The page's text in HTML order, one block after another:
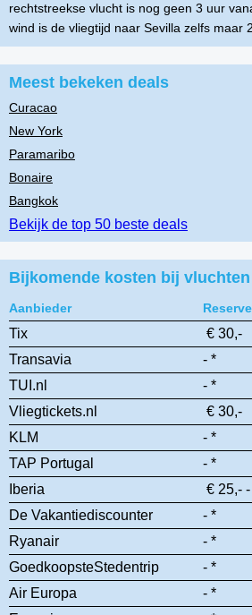
rechtstreekse vlucht is nog geen 3 uur
wind is de vliegtijd naar Sevilla zelfs maar
Meest bekeken deals
Curacao
New York
Paramaribo
Bonaire
Bangkok
Bekijk de top 50 beste deals
Bijkomende kosten bij
Aanbieder
Tix
€ 30,-
Transavia
- *
TUI.nl
- *
Vliegtickets.nl
€ 30,-
KLM
- *
TAP Portugal
- *
Iberia
€ 25,-
De Vakantiediscounter
- *
Ryanair
- *
GoedkoopsteStedentrip
- *
Air Europa
- *